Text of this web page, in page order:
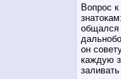
Вопрос к
общался
он
каждую